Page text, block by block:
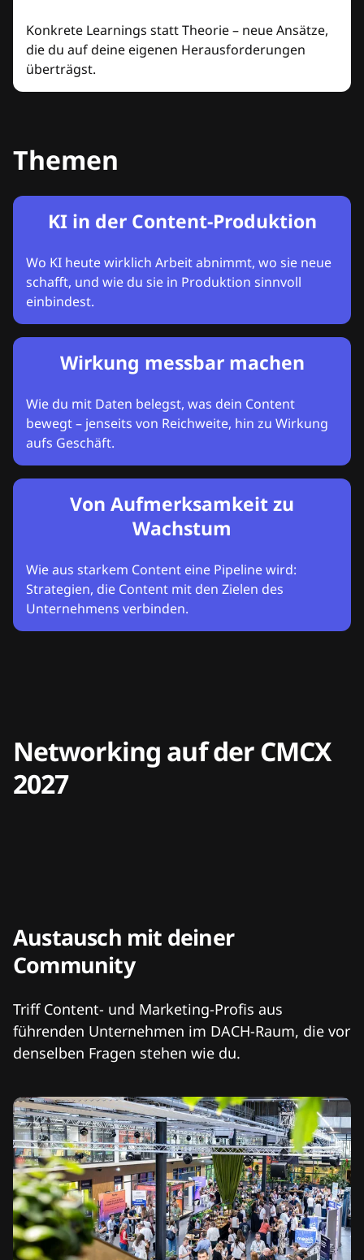
Konkrete Learnings statt Theorie – neue Ansätze,
die du auf deine eigenen Herausforderungen
überträgst.
Themen
KI in der Content-Produktion
Wo KI heute wirklich Arbeit abnimmt, wo sie neue
schafft, und wie du sie in Produktion sinnvoll
einbindest.
Wirkung messbar machen
Wie du mit Daten belegst, was dein Content
bewegt – jenseits von Reichweite, hin zu Wirkung
aufs Geschäft.
Von Aufmerksamkeit zu
Wachstum
Wie aus starkem Content eine Pipeline wird:
Strategien, die Content mit den Zielen des
Unternehmens verbinden.
Networking auf der CMCX
2027
Austausch mit deiner
Community
Triff Content- und Marketing-Profis aus
führenden Unternehmen im DACH-Raum, die vor
denselben Fragen stehen wie du.